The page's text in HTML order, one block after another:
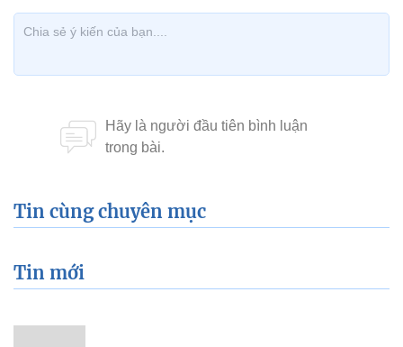
Tin cùng chuyên mục
Tin mới